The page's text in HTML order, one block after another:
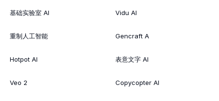
基础实验室 AI
重制人工智能
Hotpot AI
Veo 2
Vidu AI
Gencraft A
表意文字 AI
Copycopter AI